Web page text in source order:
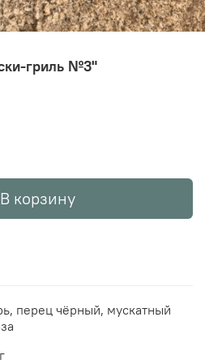
гриль №3"
В корзину
перец чёрный, мускатный